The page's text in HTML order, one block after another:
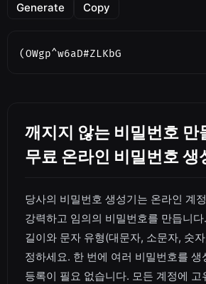
Generate Copy
(OWgp^w6aD#ZLKbG
깨지지 않는 비밀번호 만
무료 온라인 비밀번호 생
당사의 비밀번호 생성기는 온라인 계
강력하고 임의의 비밀번호를 만듭니
길이와 문자 유형(대문자, 소문자, 숫
정하세요. 한 번에 여러 비밀번호를 생
등록이 필요 없습니다. 모든 계정에